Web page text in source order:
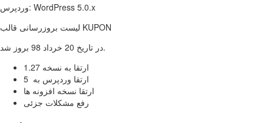
وردپرس: WordPress 5.0.x
لیست بروزرسانی قالب KUPON
در تاریخ 20 خرداد 98 بروز شد.
ارتقا به نسخه 1.27
ارتقا وردپرس به 5
ارتقا نسخه افزونه ها
رفع مشکلات جزئی